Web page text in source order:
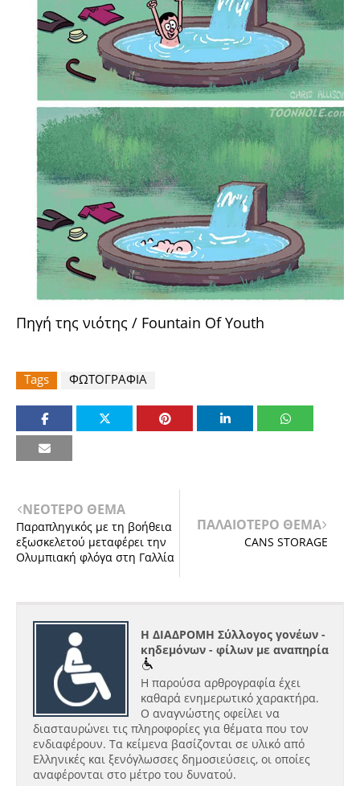
Πηγή της νιότης / Fountain Of Youth
Tags ΦΩΤΟΓΡΑΦΙΑ
ΝΕΟΤΕΡΟ ΘΕΜΑ
Παραπληγικός με τη βοήθεια
εξωσκελετού μεταφέρει την
Ολυμπιακή φλόγα στη Γαλλία
ΠΑΛΑΙΟΤΕΡΟ ΘΕΜΑ
CANS STORAGE
Η ΔΙΑΔΡΟΜΗ Σύλλογος γονέων -
κηδεμόνων - φίλων με αναπηρία
Η παρούσα αρθρογραφία έχει
καθαρά ενημερωτικό χαρακτήρα.
Ο αναγνώστης οφείλει να
διασταυρώνει τις πληροφορίες για θέματα που τον
ενδιαφέρουν. Τα κείμενα βασίζονται σε υλικό από
Ελληνικές και ξενόγλωσσες δημοσιεύσεις, οι οποίες
αναφέρονται στο μέτρο του δυνατού.